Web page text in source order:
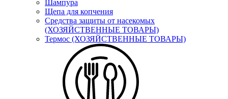
Шампура
Щепа для копчения
Средства защиты от насекомых
(ХОЗЯЙСТВЕННЫЕ ТОВАРЫ)
Термос (ХОЗЯЙСТВЕННЫЕ ТОВАРЫ)